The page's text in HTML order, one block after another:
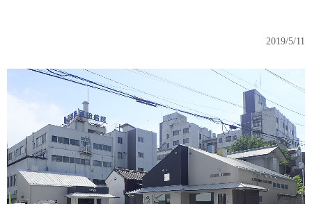
2019/5/11